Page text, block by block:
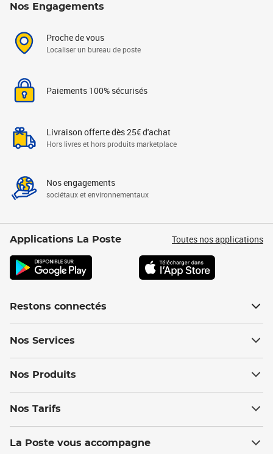
Nos Engagements
Proche de vous
Localiser un bureau de poste
Paiements 100% sécurisés
Livraison offerte dès 25€ d'achat
Hors livres et hors produits marketplace
Nos engagements
sociétaux et environnementaux
Applications La Poste Toutes nos applications
Restons connectés
Nos Services
Nos Produits
Nos Tarifs
La Poste vous accompagne